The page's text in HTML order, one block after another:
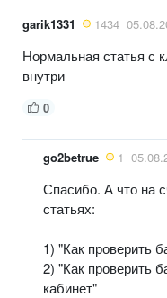
garik1331 1434
Нормальная статья с
внутри
0
go2betrue 1
Спасибо. А что на
статьях:
1) "Как проверить
2) "Как проверить
кабинет"